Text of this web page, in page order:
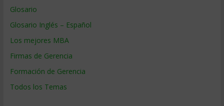
Glosario
Glosario Inglés – Español
Los mejores MBA
Firmas de Gerencia
Formación de Gerencia
Todos los Temas